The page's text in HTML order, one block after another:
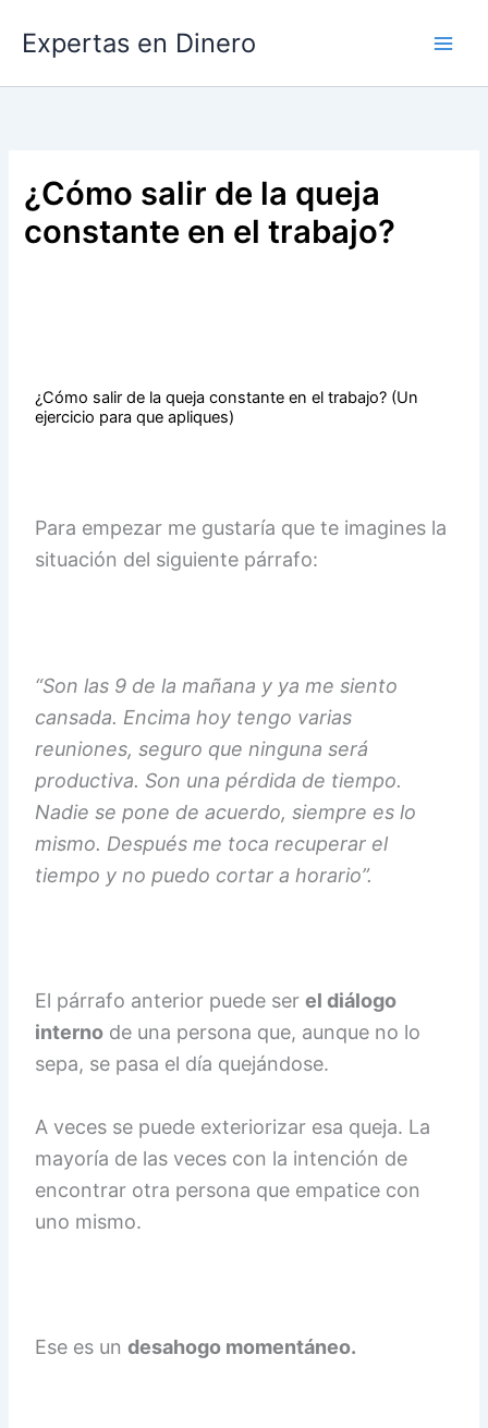
contenido
Expertas en Dinero
¿Cómo salir de la queja
constante en el trabajo?
¿Cómo salir de la queja constante en el trabajo? (Un
ejercicio para que apliques)
Para empezar me gustaría que te imagines la
situación del siguiente párrafo:
“Son las 9 de la mañana y ya me siento
cansada. Encima hoy tengo varias
reuniones, seguro que ninguna será
productiva. Son una pérdida de tiempo.
Nadie se pone de acuerdo, siempre es lo
mismo. Después me toca recuperar el
tiempo y no puedo cortar a horario”.
El párrafo anterior puede serel diálogo
interno de una persona que, aunque no lo
sepa, se pasa el día quejándose.
A veces se puede exteriorizar esa queja. La
mayoría de las veces con la intención de
encontrar otra persona que empatice con
uno mismo.
Ese es undesahogo momentáneo.